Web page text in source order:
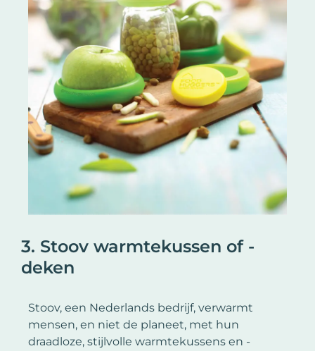
3. Stoov warmtekussen of -
deken
Stoov, een Nederlands bedrijf, verwarmt
mensen, en niet de planeet, met hun
draadloze, stijlvolle warmtekussens en -